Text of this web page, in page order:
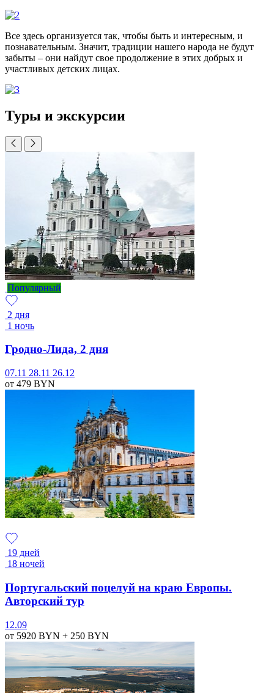
Все здесь организуется так, чтобы быть и интересным, и
познавательным. Значит, традиции нашего народа не будут
забыты – они найдут свое продолжение в этих добрых и
участливых детских лицах.
Туры и экскурсии
Популярный
2 дня
1 ночь
Гродно-Лида, 2 дня
07.11 28.11 26.12
от 479 BYN
19 дней
18 ночей
Португальский поцелуй на краю Европы.
Авторский тур
12.09
от 5920 BYN + 250 BYN